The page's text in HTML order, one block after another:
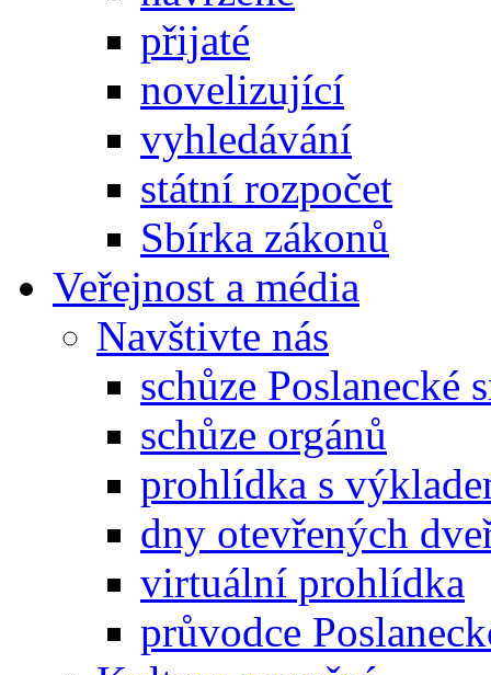
přijaté
novelizující
vyhledávání
státní rozpočet
Sbírka zákonů
Veřejnost a média
Navštivte nás
schůze Poslanecké
schůze orgánů
prohlídka s
dny otevřených
virtuální prohlídka
průvodce